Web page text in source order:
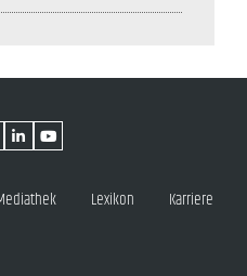
Lexikon Karriere